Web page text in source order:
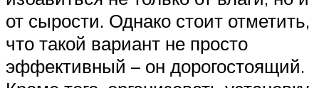
от сырости. Однако стоит отметить,
что такой вариант не просто
эффективный – он дорогостоящий.